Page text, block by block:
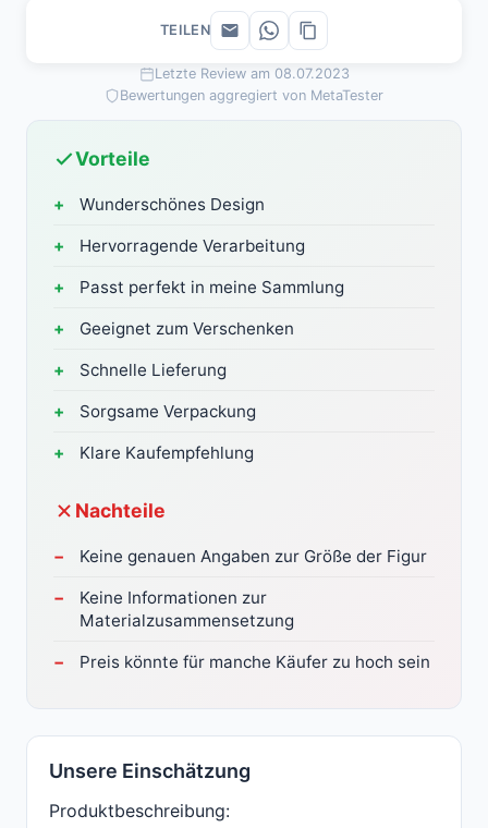
Letzte Review am 08.07.2023
Bewertungen aggregiert von MetaTester
Vorteile
Wunderschönes Design
Hervorragende Verarbeitung
Passt perfekt in meine Sammlung
Geeignet zum Verschenken
Schnelle Lieferung
Sorgsame Verpackung
Klare Kaufempfehlung
Nachteile
Keine genauen Angaben zur Größe der Figur
Keine Informationen zur
Materialzusammensetzung
Preis könnte für manche Käufer zu hoch sein
Unsere Einschätzung
Produktbeschreibung:
TEILEN